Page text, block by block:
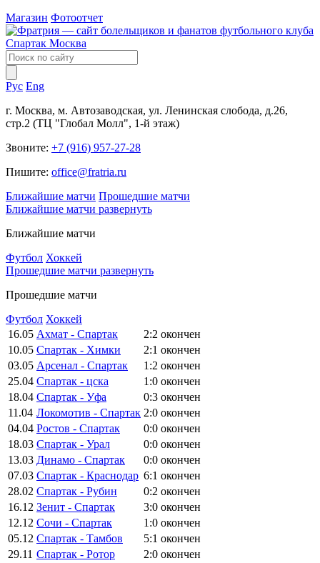
Магазин Фотоотчет
Рус Eng
г. Москва, м. Автозаводская, ул. Ленинская слобода, д.26,
стр.2 (ТЦ "Глобал Молл", 1-й этаж)
Звоните: +7 (916) 957-27-28
Пишите: office@fratria.ru
Ближайшие матчи Прошедшие матчи
Ближайшие матчи развернуть
Ближайшие матчи
Футбол Хоккей
Прошедшие матчи развернуть
Прошедшие матчи
Футбол Хоккей
16.05 Ахмат - Спартак 2:2 окончен
10.05 Спартак - Химки 2:1 окончен
03.05 Арсенал - Спартак 1:2 окончен
25.04 Спартак - цска 1:0 окончен
18.04 Спартак - Уфа 0:3 окончен
11.04 Локомотив - Спартак 2:0 окончен
04.04 Ростов - Спартак 0:0 окончен
18.03 Спартак - Урал 0:0 окончен
13.03 Динамо - Спартак 0:0 окончен
07.03 Спартак - Краснодар 6:1 окончен
28.02 Спартак - Рубин 0:2 окончен
16.12 Зенит - Спартак 3:0 окончен
12.12 Сочи - Спартак 1:0 окончен
05.12 Спартак - Тамбов 5:1 окончен
29.11 Спартак - Ротор 2:0 окончен